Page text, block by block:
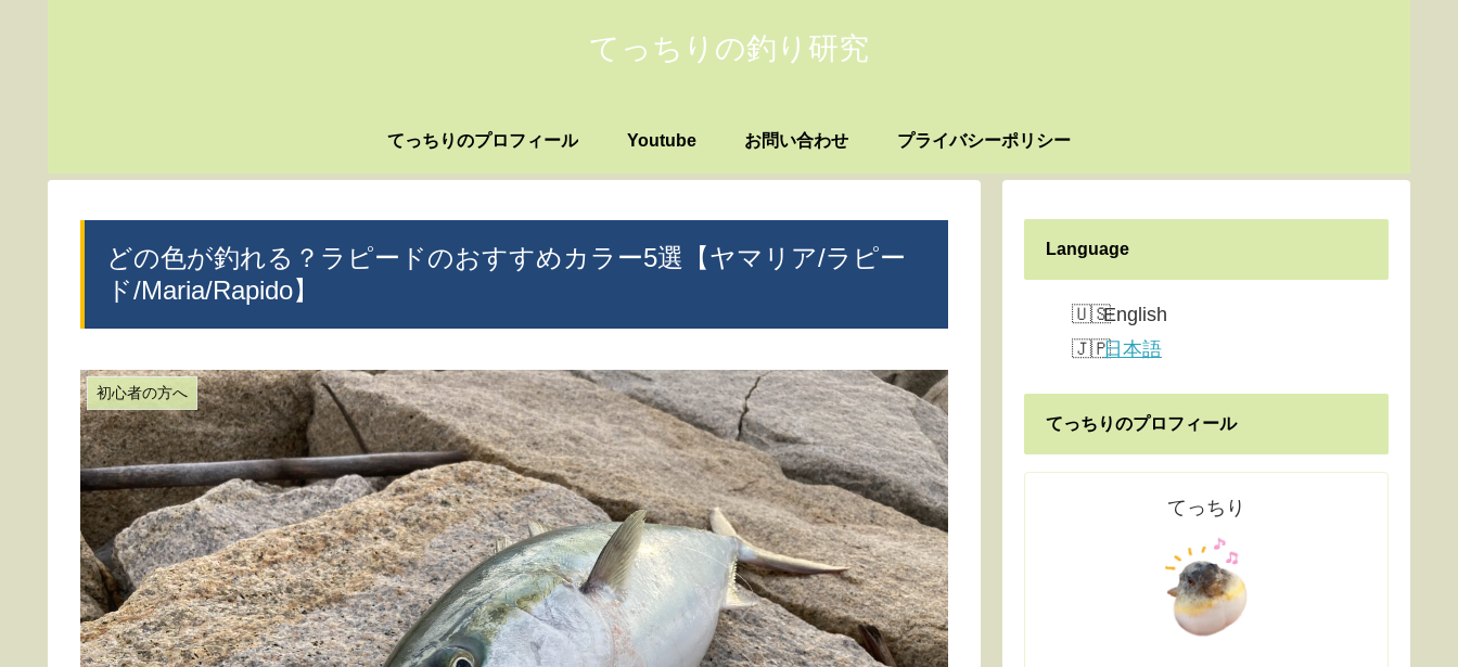
てっちりの釣り研究
てっちりのプロフィール Youtube お問い合わせ プライバシーポリシー
どの色が釣れる？ラピードのおすすめカラー5選【ヤマリア/ラピー
ド/Maria/Rapido】
初心者の方へ
Language
English
日本語
てっちりのプロフィール
てっちり